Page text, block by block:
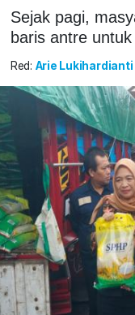
Sejak pagi,
baris antre
Red: Arie Lukihardianti